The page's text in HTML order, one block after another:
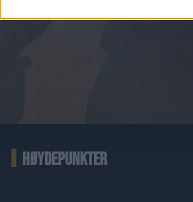
HØYDEPUNKTER